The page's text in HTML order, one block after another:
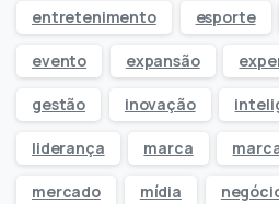
entretenimento esporte
evento expansão
gestão inovação
liderança marca
mercado mídia